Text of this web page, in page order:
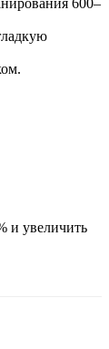
600–
и увеличить